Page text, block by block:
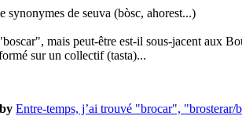
synonymes de seuva (bòsc, ahorest...)
mais peut-être est-il sous-jacent aux
sur un collectif (tasta)...
Entre-temps, j’ai trouvé "brocar", "brosterar/